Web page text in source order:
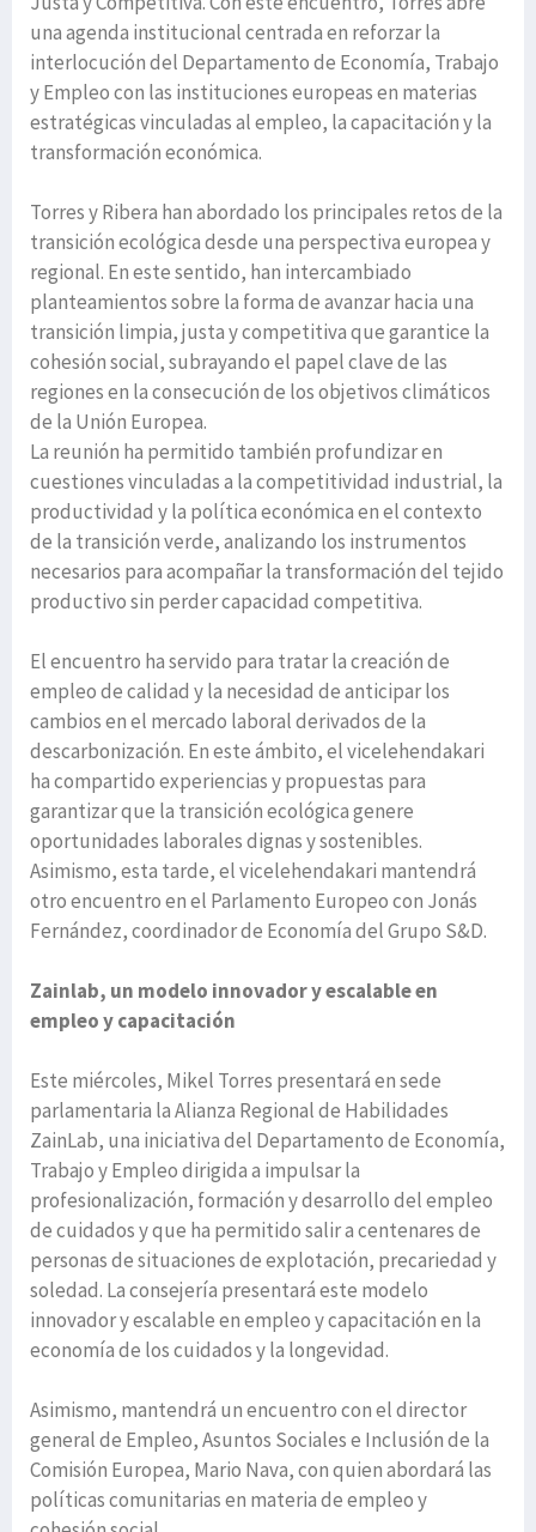
una agenda institucional centrada en reforzar la
interlocución del Departamento de Economía, Trabajo
y Empleo con las instituciones europeas en materias
estratégicas vinculadas al empleo, la capacitación y la
transformación económica.
Torres y Ribera han abordado los principales retos de la
transición ecológica desde una perspectiva europea y
regional. En este sentido, han intercambiado
planteamientos sobre la forma de avanzar hacia una
transición limpia, justa y competitiva que garantice la
cohesión social, subrayando el papel clave de las
regiones en la consecución de los objetivos climáticos
de la Unión Europea.
La reunión ha permitido también profundizar en
cuestiones vinculadas a la competitividad industrial, la
productividad y la política económica en el contexto
de la transición verde, analizando los instrumentos
necesarios para acompañar la transformación del tejido
productivo sin perder capacidad competitiva.
El encuentro ha servido para tratar la creación de
empleo de calidad y la necesidad de anticipar los
cambios en el mercado laboral derivados de la
descarbonización. En este ámbito, el vicelehendakari
ha compartido experiencias y propuestas para
garantizar que la transición ecológica genere
oportunidades laborales dignas y sostenibles.
Asimismo, esta tarde, el vicelehendakari mantendrá
otro encuentro en el Parlamento Europeo con Jonás
Fernández, coordinador de Economía del Grupo S&D.
Zainlab, un modelo innovador y escalable en
empleo y capacitación
Este miércoles, Mikel Torres presentará en sede
parlamentaria la Alianza Regional de Habilidades
ZainLab, una iniciativa del Departamento de Economía,
Trabajo y Empleo dirigida a impulsar la
profesionalización, formación y desarrollo del empleo
de cuidados y que ha permitido salir a centenares de
personas de situaciones de explotación, precariedad y
soledad. La consejería presentará este modelo
innovador y escalable en empleo y capacitación en la
economía de los cuidados y la longevidad.
Asimismo, mantendrá un encuentro con el director
general de Empleo, Asuntos Sociales e Inclusión de la
Comisión Europea, Mario Nava, con quien abordará las
políticas comunitarias en materia de empleo y